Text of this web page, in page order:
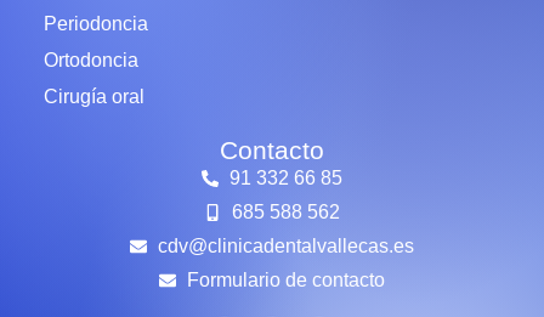
Periodoncia
Ortodoncia
Cirugía oral
Contacto
91 332 66 85
685 588 562
cdv@clinicadentalvallecas.es
Formulario de contacto